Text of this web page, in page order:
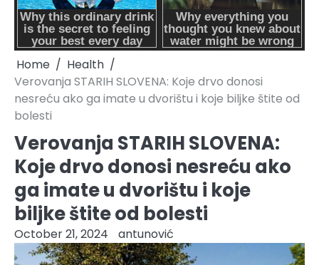
Home
Health
Verovanja STARIH SLOVENA: Koje drvo donosi
nesreću ako ga imate u dvorištu i koje biljke štite od
bolesti
Verovanja STARIH SLOVENA:
Koje drvo donosi nesreću ako
ga imate u dvorištu i koje
biljke štite od bolesti
October 21, 2024 antunović